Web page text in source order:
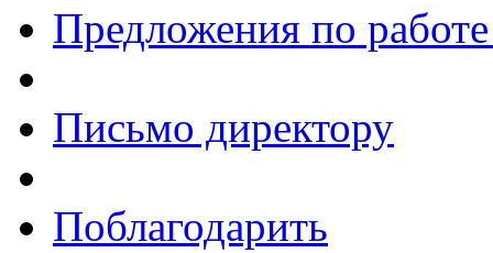
Предложения по работе
Письмо директору
Поблагодарить